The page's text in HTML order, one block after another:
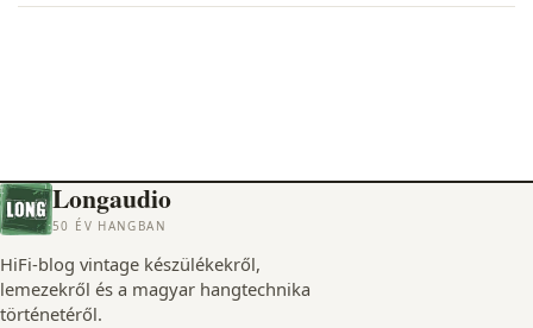
Longaudio
50 ÉV HANGBAN
HiFi-blog vintage készülékekről,
lemezekről és a magyar hangtechnika
történetéről.